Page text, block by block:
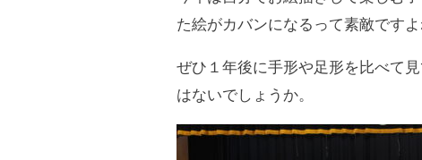
た絵がカバンになるって素敵です
ぜひ１年後に手形や足形を比べて
はないでしょうか。